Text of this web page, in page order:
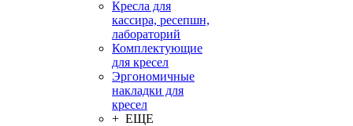
Кресла для
кассира, ресепшн,
лабораторий
Комплектующие
для кресел
Эргономичные
накладки для
кресел
+ ЕЩЕ